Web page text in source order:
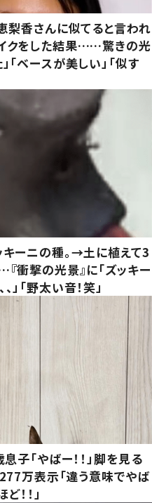
梨香さんに似てると言われ
クをした結果……驚きの光
「ベースが美しい」「似す
キーニの種。→土に植えて3
衝撃の光景』に「ズッキー
」「野太い音！笑」
子「やばー！！」脚を見る
万表示「違う意味でやば
！！」